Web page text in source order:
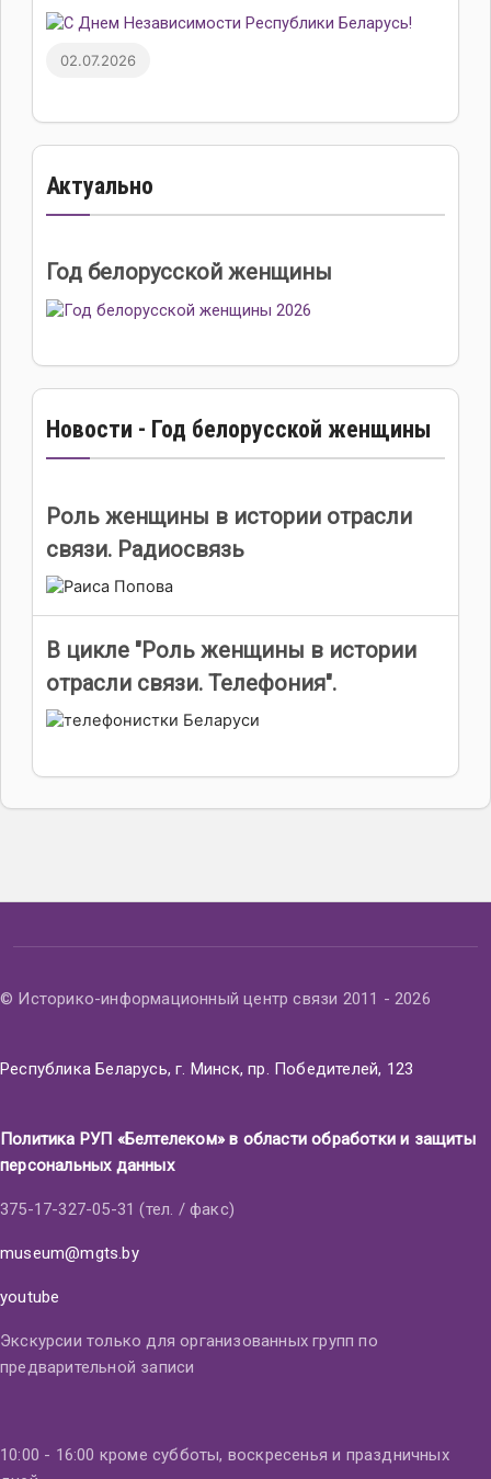
02.07.2026
Актуально
Год белорусской женщины
Новости - Год белорусской женщины
Роль женщины в истории отрасли
связи. Радиосвязь
В цикле "Роль женщины в истории
отрасли связи. Телефония".
© Историко-информационный центр связи 2011 - 2026
Республика Беларусь, г. Минск, пр. Победителей, 123
Политика РУП «Белтелеком» в области обработки и защиты
персональных данных
375-17-327-05-31 (тел. / факс)
museum@mgts.by
youtube
Экскурсии только для организованных групп по
предварительной записи
10:00 - 16:00 кроме субботы, воскресенья и праздничных